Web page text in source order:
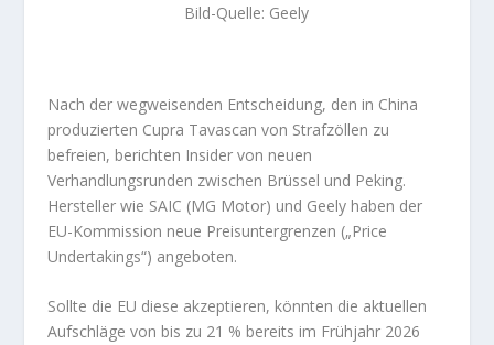
Bild-Quelle: Geely
Nach der wegweisenden Entscheidung, den in China
produzierten Cupra Tavascan von Strafzöllen zu
befreien, berichten Insider von neuen
Verhandlungsrunden zwischen Brüssel und Peking.
Hersteller wie SAIC (MG Motor) und Geelyhaben der
EU-Kommission neue Preisuntergrenzen („Price
Undertakings“) angeboten.
Sollte die EU diese akzeptieren, könnten die aktuellen
Aufschläge von bis zu 21 % bereits im Frühjahr 2026